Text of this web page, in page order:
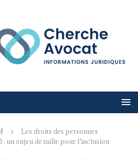
Les droits des personnes
: un enjeu de taille pour l’inclusion